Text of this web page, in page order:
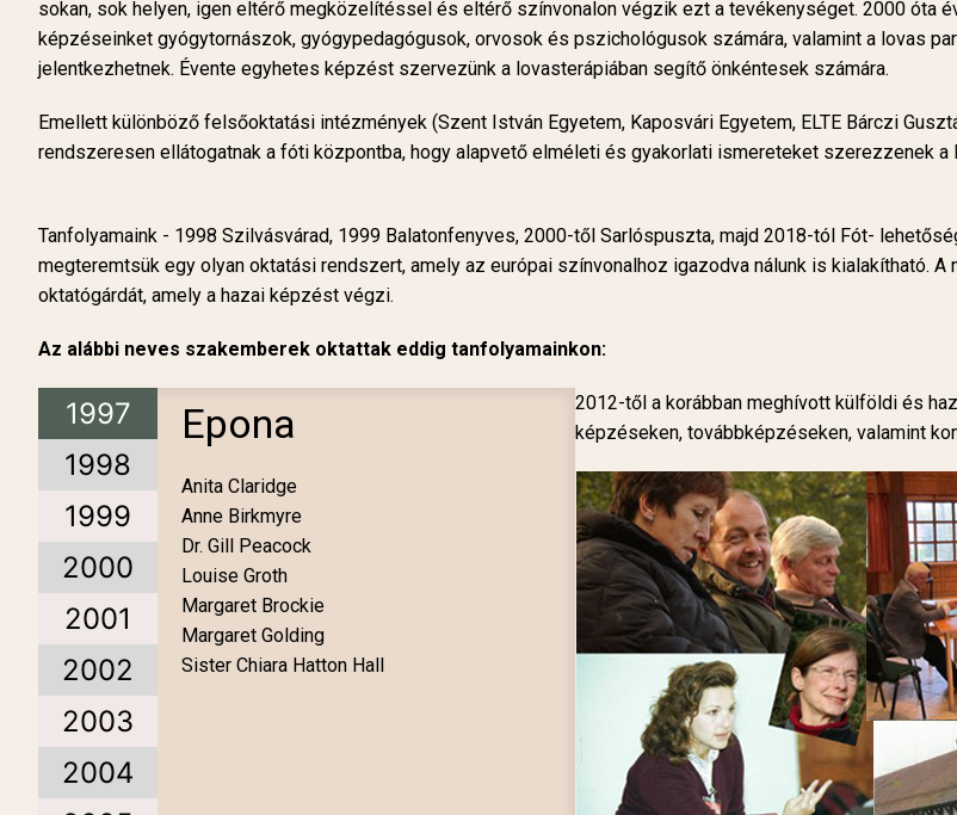
sokan, sok helyen, igen eltérő megközelítéssel és eltérő színvonalon végzik ezt a tevékenységet. 2000 óta
képzéseinket gyógytornászok, gyógypedagógusok, orvosok és pszichológusok számára, valamint a lovas
jelentkezhetnek. Évente egyhetes képzést szervezünk a lovasterápiában segítő önkéntesek számára.
Emellett különböző felsőoktatási intézmények (Szent István Egyetem, Kaposvári Egyetem, ELTE Bárczi
rendszeresen ellátogatnak a fóti központba, hogy alapvető elméleti és gyakorlati ismereteket szerezzenek a
Tanfolyamaink - 1998 Szilvásvárad, 1999 Balatonfenyves, 2000-től Sarlóspuszta, majd 2018-tól Fót-
megteremtsük egy olyan oktatási rendszert, amely az európai színvonalhoz igazodva nálunk is kialakítható.
oktatógárdát, amely a hazai képzést végzi.
Az alábbi neves szakemberek oktattak eddig tanfolyamainkon:
1997 Epona
Anita Claridge
Anne Birkmyre
Dr. Gill Peacock
Louise Groth
Margaret Brockie
Margaret Golding
Sister Chiara Hatton Hall
1998
1999
2000
2001
2002
2003
2004
2012-től a korábban meghívott külföldi és
képzéseken, továbbképzéseken, valamint